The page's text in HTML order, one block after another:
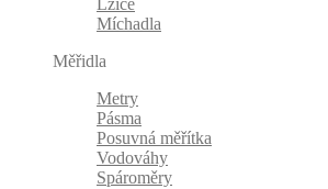
Lžíce
Míchadla
Měřidla
Metry
Pásma
Posuvná měřítka
Vodováhy
Spároměry